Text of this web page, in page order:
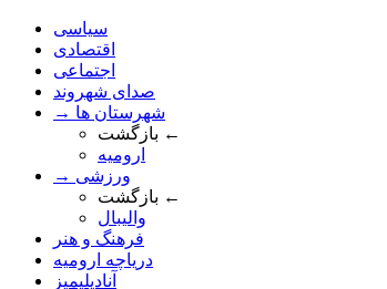
سیاسی
اقتصادی
اجتماعی
صدای شهروند
→ شهرستان ها
بازگشت ←
ارومیه
→ ورزشی
بازگشت ←
والیبال
فرهنگ و هنر
دریاچه ارومیه
آنادیلیمیز